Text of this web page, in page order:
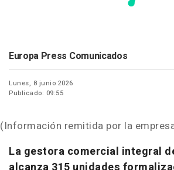
Europa Press Comunicados
Lunes, 8 junio 2026
Publicado: 09:55
(Información remitida por la
La gestora comercial integral